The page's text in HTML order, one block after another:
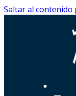
Saltar al contenido